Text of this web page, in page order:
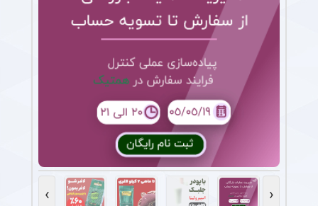
‹
›